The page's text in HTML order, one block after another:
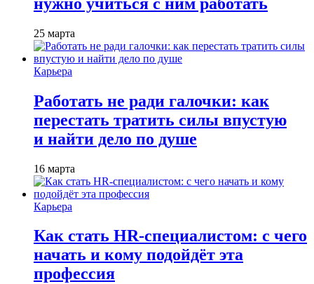
25 марта
Карьера
Работать не ради галочки: как
перестать тратить силы впустую
и найти дело по душе
16 марта
Карьера
Как стать HR-специалистом: с чего
начать и кому подойдёт эта
профессия